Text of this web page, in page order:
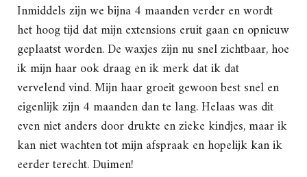
Inmiddels zijn we bijna 4 maanden verder en wordt
het hoog tijd dat mijn extensions eruit gaan en opnieuw
geplaatst worden. De waxjes zijn nu snel zichtbaar, hoe
ik mijn haar ook draag en ik merk dat ik dat
vervelend vind. Mijn haar groeit gewoon best snel en
eigenlijk zijn 4 maanden dan te lang. Helaas was dit
even niet anders door drukte en zieke kindjes, maar ik
kan niet wachten tot mijn afspraak en hopelijk kan ik
eerder terecht. Duimen!